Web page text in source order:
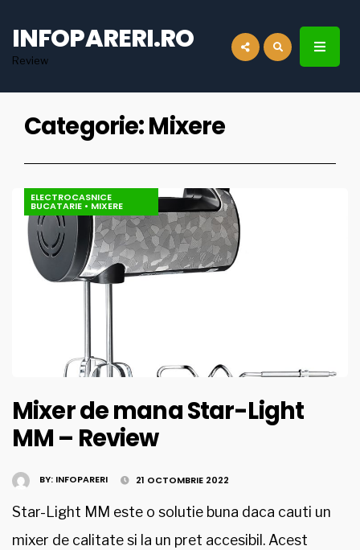
INFOPARERI.RO
Review
Categorie:Mixere
ELECTROCASNICE
BUCATARIE • MIXERE
Mixer de mana Star-Light
MM – Review
BY: INFOPARERI 21 OCTOMBRIE 2022
Star-Light MM este o solutie buna daca cauti un
mixer de calitate si la un pret accesibil. Acest